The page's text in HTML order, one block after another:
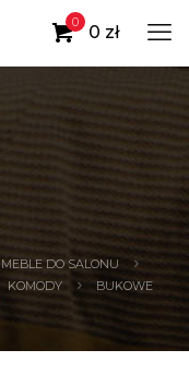
0 0 zł
MEBLE DO SALONU
KOMODY
BUKOWE